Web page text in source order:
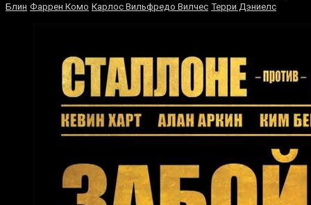
Блин Фаррен Комо Карлос Вильфредо Вилчес Терри Дэниелс